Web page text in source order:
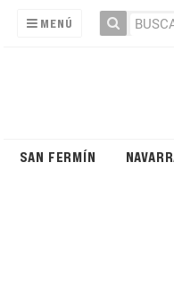
MENÚ
SAN FERMÍN